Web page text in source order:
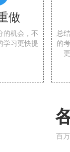
做
的机会，不
学习更快提
总
的
百